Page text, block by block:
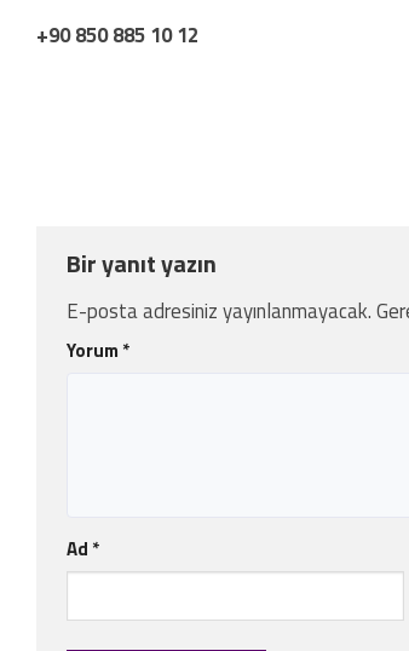
+90 850 885 10 12
Bir yanıt yazın
E-posta adresiniz yayınlanmayacak.
Yorum *
Ad *